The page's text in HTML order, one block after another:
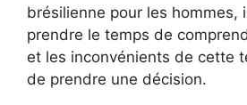
brésilienne pour les hommes,
prendre le temps de
et les inconvénients de cette
de prendre une décision.